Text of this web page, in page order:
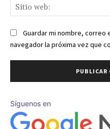
Guardar mi nombre,
navegador la próxima vez que
Síguenos en